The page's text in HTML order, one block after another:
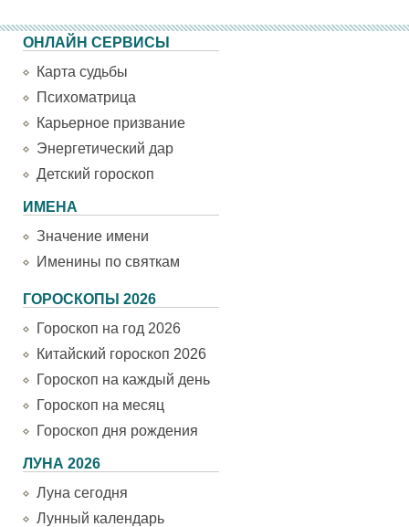
ОНЛАЙН СЕРВИСЫ
Карта судьбы
Психоматрица
Карьерное призвание
Энергетический дар
Детский гороскоп
ИМЕНА
Значение имени
Именины по святкам
ГОРОСКОПЫ 2026
Гороскоп на год 2026
Китайский гороскоп 2026
Гороскоп на каждый день
Гороскоп на месяц
Гороскоп дня рождения
ЛУНА 2026
Луна сегодня
Лунный календарь